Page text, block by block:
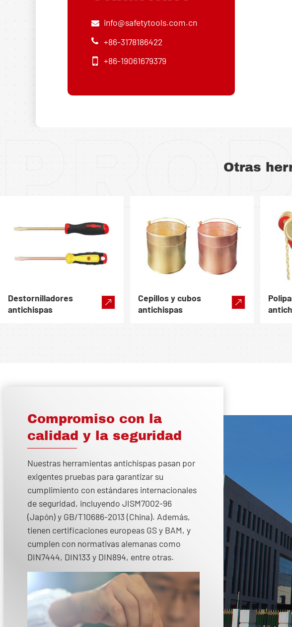
info@safetytools.com.cn
+86-3178186422
+86-19061679379
Otras
Destornilladores
antichispas
Cepillos y cubos
antichispas
Compromiso con la
calidad y la seguridad
Nuestras herramientas antichispas pasan por
exigentes pruebas para garantizar su
cumplimiento con estándares internacionales
de seguridad, incluyendo JISM7002-96
(Japón) y GB/T10686-2013 (China). Además,
tienen certificaciones europeas GS y BAM, y
cumplen con normativas alemanas como
DIN7444, DIN133 y DIN894, entre otras.